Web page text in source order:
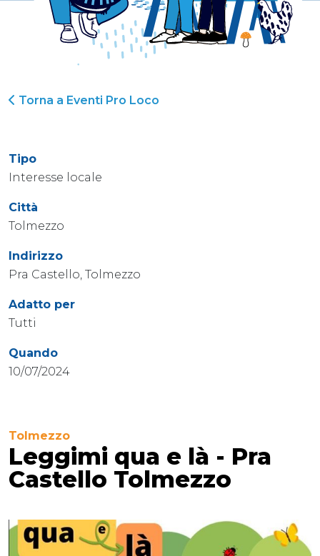
Torna a Eventi Pro Loco
Tipo
Interesse locale
Città
Tolmezzo
Indirizzo
Pra Castello, Tolmezzo
Adatto per
Tutti
Quando
10/07/2024
Tolmezzo
Leggimi qua e là - Pra
Castello Tolmezzo